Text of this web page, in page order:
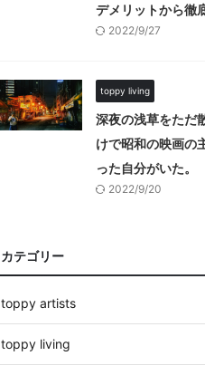
デメリットから徹
2022/9/27
toppy living
深夜の浅草をただ
けで昭和の映画の
った自分がいた。
2022/9/20
カテゴリー
toppy artists
toppy living